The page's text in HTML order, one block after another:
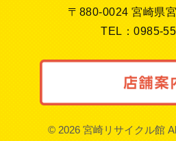
〒880-0024 宮崎県
TEL：0985-
© 2026 宮崎リサイクル館